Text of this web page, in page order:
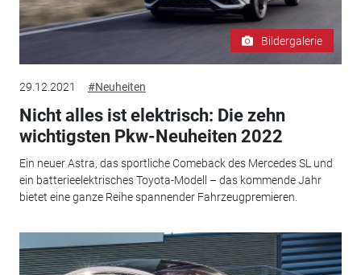
Bildergalerie
29.12.2021 #Neuheiten
Nicht alles ist elektrisch: Die zehn
wichtigsten Pkw-Neuheiten 2022
Ein neuer Astra, das sportliche Comeback des Mercedes SL und
ein batterieelektrisches Toyota-Modell – das kommende Jahr
bietet eine ganze Reihe spannender Fahrzeugpremieren.